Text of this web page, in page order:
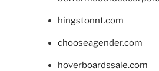
hingstonnt.com
chooseagender.com
hoverboardssale.com